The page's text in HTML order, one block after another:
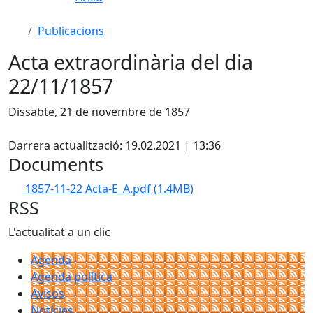
Publicacions
Acta extraordinària del dia
22/11/1857
Dissabte, 21 de novembre de 1857
Darrera actualització: 19.02.2021 | 13:36
Documents
1857-11-22 Acta-E_A.pdf(1.4MB)
RSS
L'actualitat a un clic
Agenda
Agenda política
Avisos